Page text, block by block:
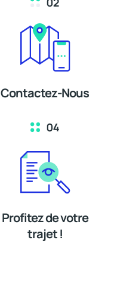
Contactez-Nous
Profitez de votre
trajet !